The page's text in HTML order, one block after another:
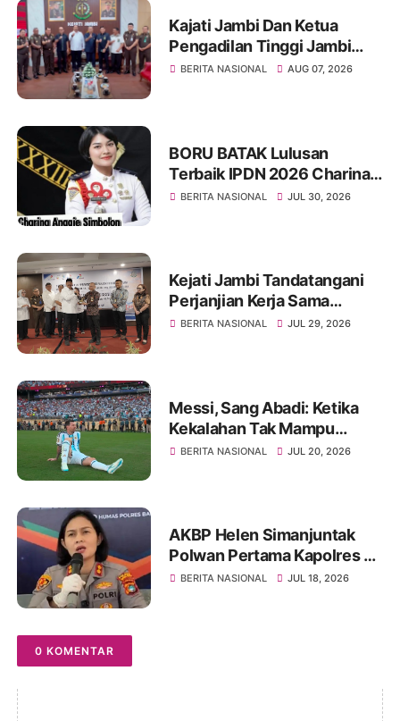
Kajati Jambi Dan Ketua
Pengadilan Tinggi Jambi
Berkomitmen Perkuat
BERITA NASIONAL AUG 07, 2026
BORU BATAK Lulusan
Terbaik IPDN 2026 Charina
Anggie Simbolon Asal
BERITA NASIONAL JUL 30, 2026
Kejati Jambi Tandatangani
Perjanjian Kerja Sama
Dengan PT Pertamina EP,
BERITA NASIONAL JUL 29, 2026
Messi, Sang Abadi: Ketika
Kekalahan Tak Mampu
Menghapus Keagungan
BERITA NASIONAL JUL 20, 2026
AKBP Helen Simanjuntak
Polwan Pertama Kapolres Di
Polda Bangka Belitung
BERITA NASIONAL JUL 18, 2026
0 KOMENTAR